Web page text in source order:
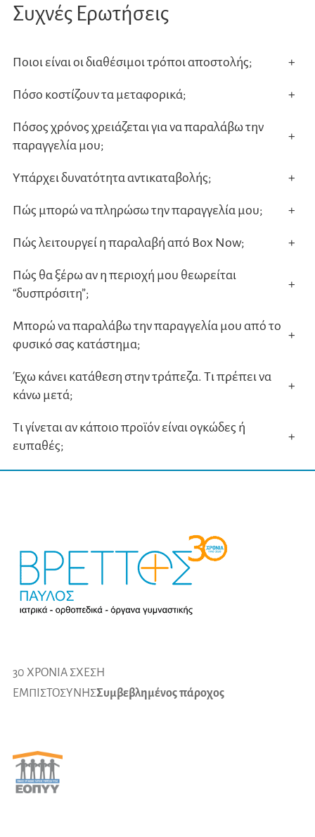
Συχνές Ερωτήσεις
Ποιοι είναι οι διαθέσιμοι τρόποι αποστολής; +
Πόσο κοστίζουν τα μεταφορικά; +
Πόσος χρόνος χρειάζεται για να παραλάβω την
παραγγελία μου;
+
Υπάρχει δυνατότητα αντικαταβολής; +
Πώς μπορώ να πληρώσω την παραγγελία μου; +
Πώς λειτουργεί η παραλαβή από Box Now; +
Πώς θα ξέρω αν η περιοχή μου θεωρείται
“δυσπρόσιτη”;
+
Μπορώ να παραλάβω την παραγγελία μου από το
φυσικό σας κατάστημα;
+
Έχω κάνει κατάθεση στην τράπεζα. Τι πρέπει να
κάνω μετά;
+
Τι γίνεται αν κάποιο προϊόν είναι ογκώδες ή
ευπαθές;
+
30 ΧΡΟΝΙΑ ΣΧΕΣΗ
ΕΜΠΙΣΤΟΣΥΝΗΣΣυμβεβλημένος πάροχος